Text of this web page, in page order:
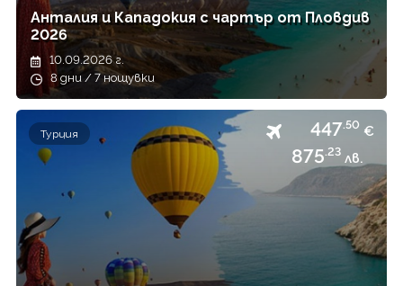
Анталия и Кападокия с чартър от Пловдив
2026
10.09.2026 г.
8 дни / 7 нощувки
Турция 447.50 €
875.23 лв.